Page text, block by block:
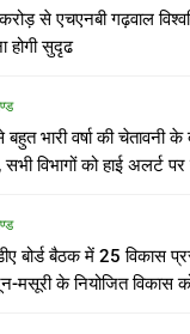
से एचएनबी गढ़वाल
होगी सुदृढ
बहुत भारी वर्षा की चेतावनी
विभागों को हाई अलर्ट
बोर्ड बैठक में 25 विकास
मसूरी के नियोजित विकास
गिरफ्तार
उत्तराखण्ड
भारी बारिश का
देहरादून में स्कूल बंद
मुख्यमंत्री धामी बोले-